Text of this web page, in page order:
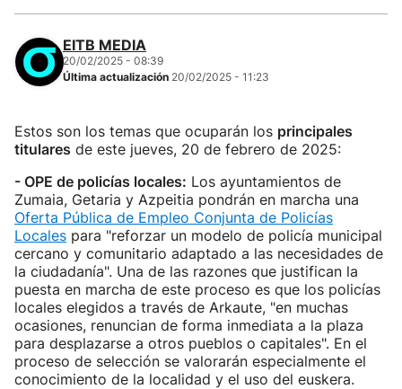
EITB MEDIA
20/02/2025 - 08:39
Última actualización 20/02/2025 - 11:23
Estos son los temas que ocuparán los principales
titulares de este jueves, 20 de febrero de 2025:
- OPE de policías locales: Los ayuntamientos de
Zumaia, Getaria y Azpeitia pondrán en marcha una
Oferta Pública de Empleo Conjunta de Policías
Locales para "reforzar un modelo de policía municipal
cercano y comunitario adaptado a las necesidades de
la ciudadanía". Una de las razones que justifican la
puesta en marcha de este proceso es que los policías
locales elegidos a través de Arkaute, "en muchas
ocasiones, renuncian de forma inmediata a la plaza
para desplazarse a otros pueblos o capitales". En el
proceso de selección se valorarán especialmente el
conocimiento de la localidad y el uso del euskera.